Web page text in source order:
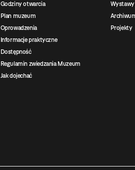
Godziny otwarcia
Plan muzeum
Oprowadzenia
Informacje praktyczne
Dostępność
Regulamin zwiedzania Muzeum
Jak dojechać
Wystawy
Projekty